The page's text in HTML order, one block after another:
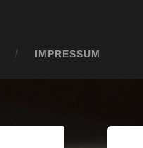
IMPRESSUM